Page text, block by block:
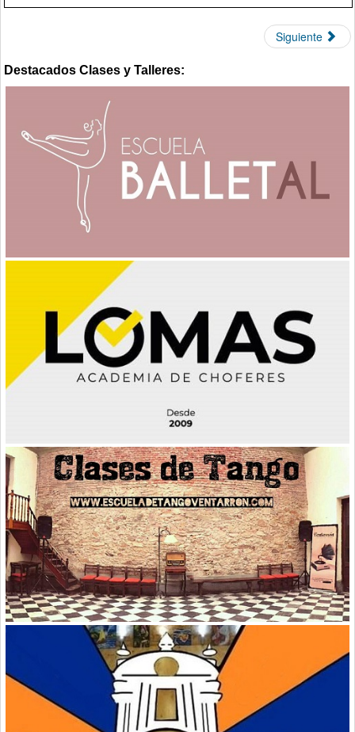
Siguiente
Destacados Clases y Talleres: